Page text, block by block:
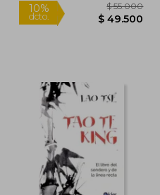
10%
dcto.